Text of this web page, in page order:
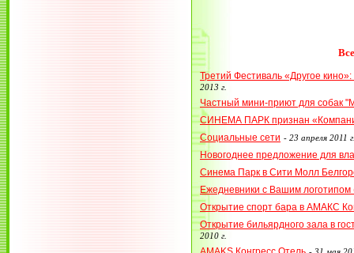
Третий Фестиваль «Другое
2013 г.
Частный мини-приют для собак
СИНЕМА ПАРК признан
Социальные сети - 23 апреля 2011
Новогоднее предложение для
Синема Парк в Сити Молл
Ежедневники с Вашим логотипом
Открытие спорт бара в АМАКС
Открытие бильярдного зала в
2010 г.